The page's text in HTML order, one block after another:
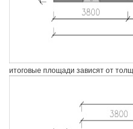
итоговые площади зависят от